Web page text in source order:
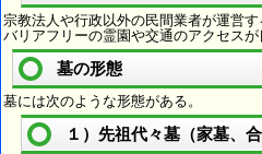
宗教法人や行政以外の民間業者が運営
バリアフリーの霊園や交通のアクセスが
墓の形態
墓には次のような形態がある。
１）先祖代々墓（家墓、合